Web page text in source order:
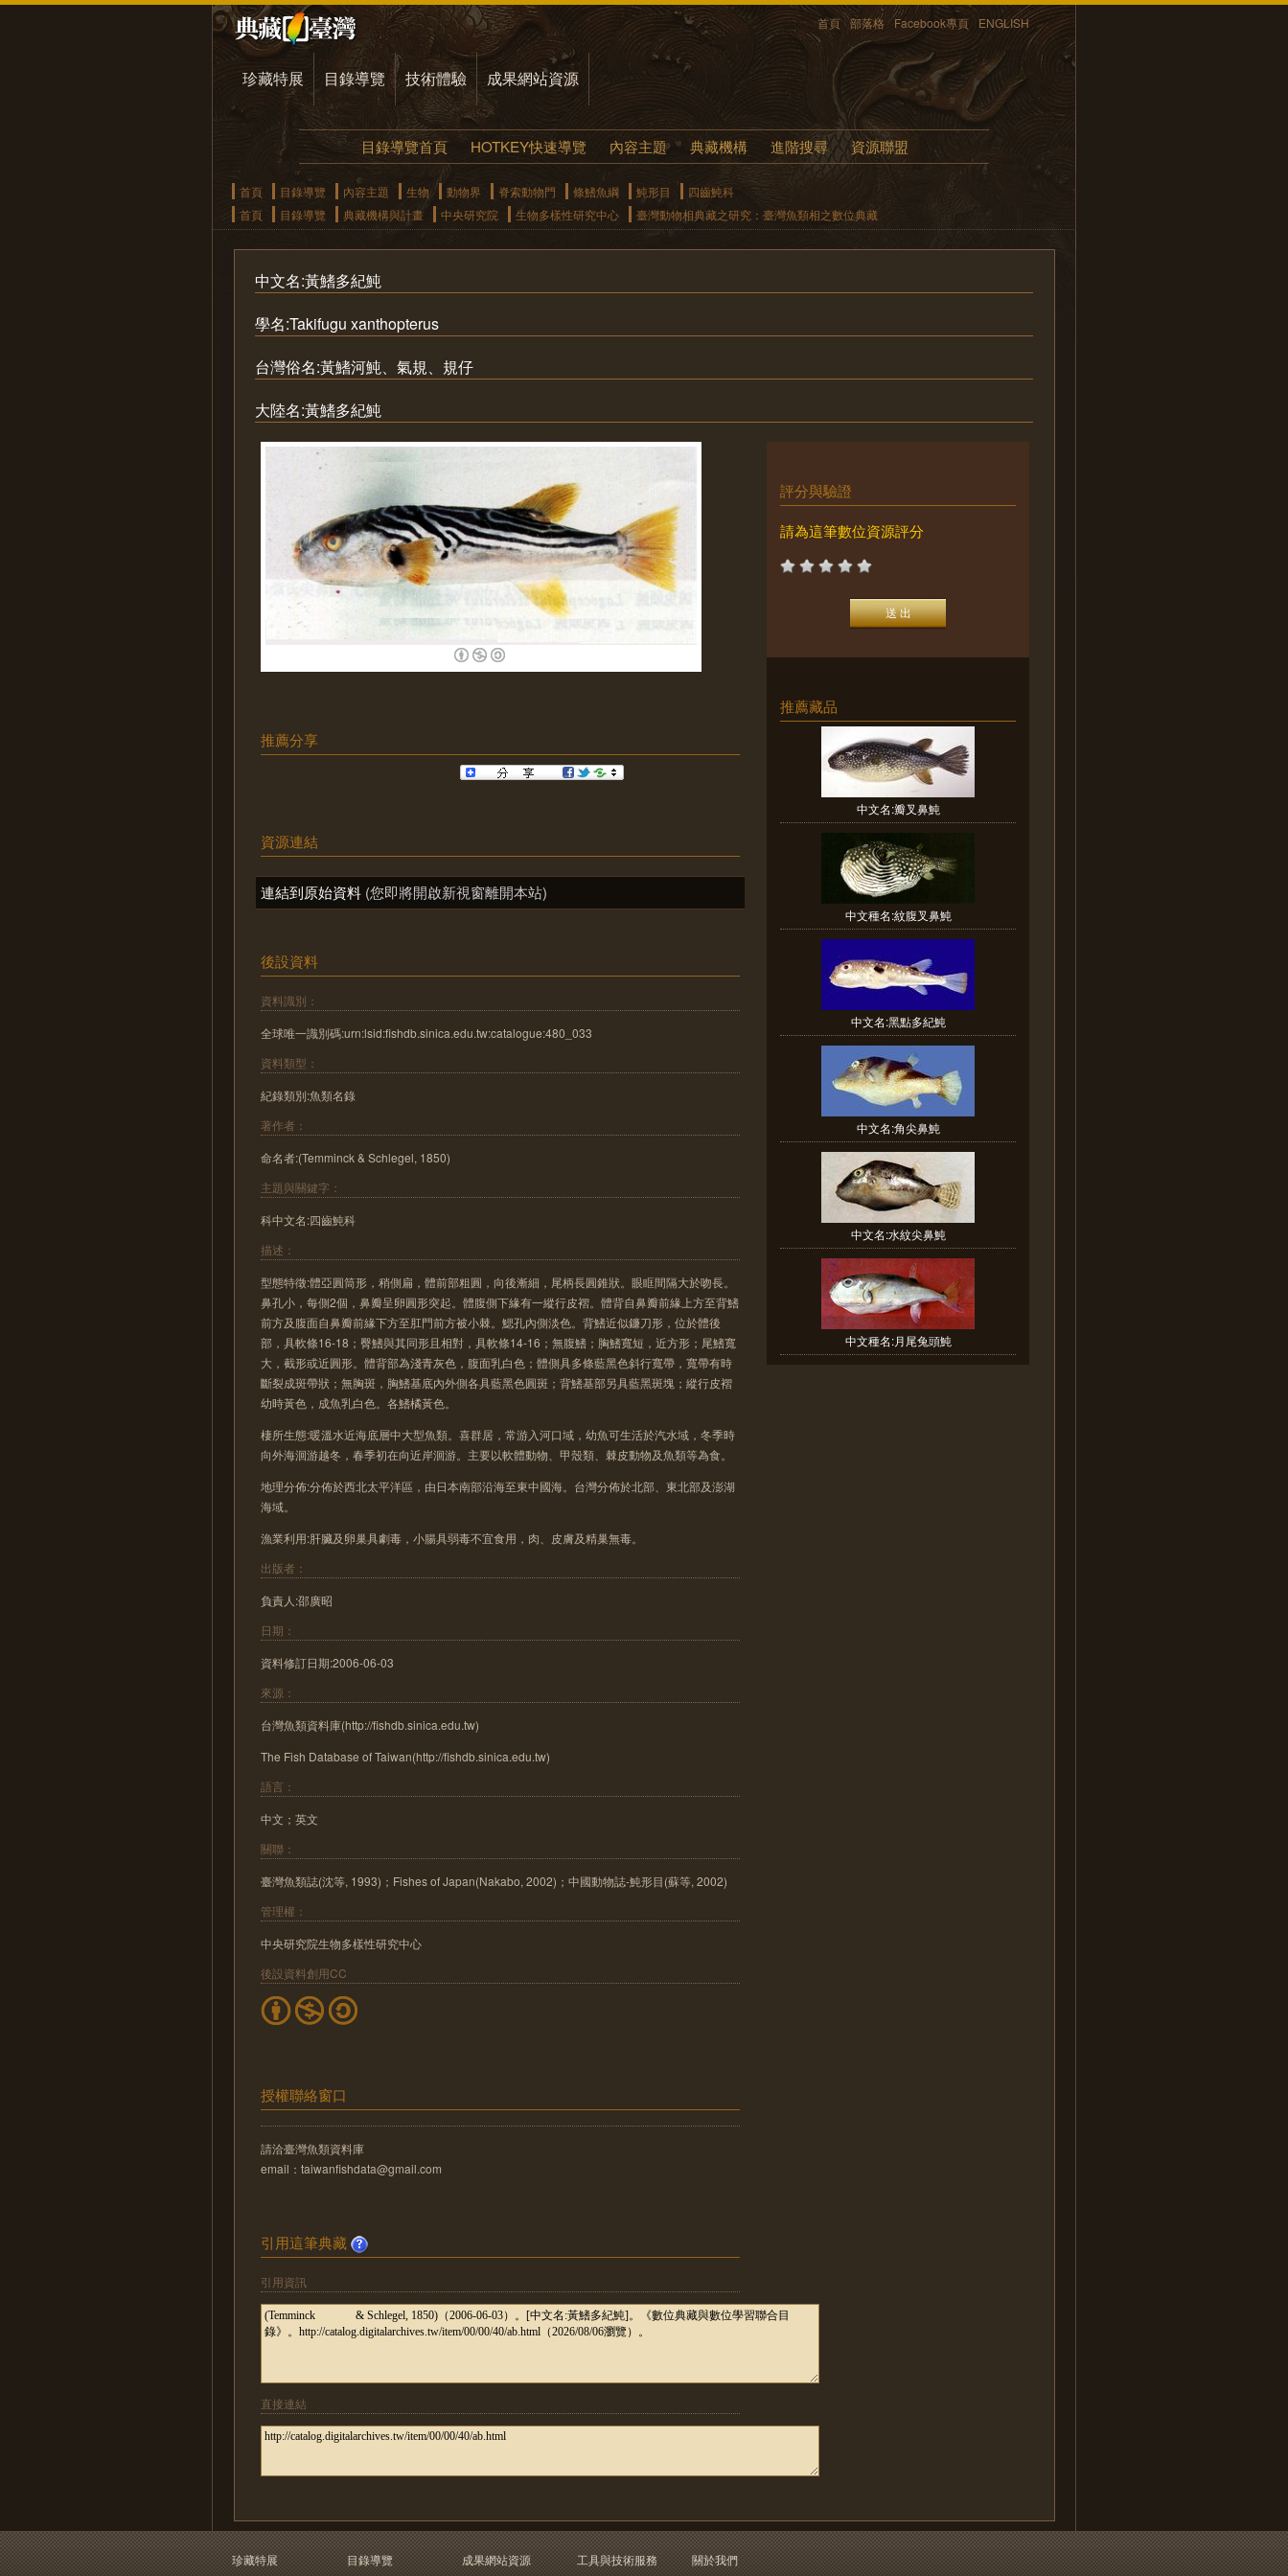
首頁 部落格 Facebook專頁 ENGLISH
珍藏特展 目錄導覽 技術體驗 成果網站資源
目錄導覽首頁 HOTKEY快速導覽 內容主題 典藏機構 進階搜尋 資源聯盟
首頁 目錄導覽 內容主題 生物 動物界 脊索動物門 條鰭魚綱 魨形目
四齒魨科
首頁
目錄導覽 典藏機構與計畫 中央研究院 生物多樣性研究中心 臺灣動物相典藏之研究：臺灣魚類相之數位典藏
中文名:黃鰭多紀魨
學名:Takifugu xanthopterus
台灣俗名:黃鰭河魨、氣規、規仔
大陸名:黃鰭多紀魨
推薦分享
資源連結
連結到原始資料 (您即將開啟新視窗離開本站)
後設資料
資料識別：
全球唯一識別碼:urn:lsid:fishdb.sinica.edu.tw:catalogue:480_033
資料類型：
紀錄類別:魚類名錄
著作者：
命名者:(Temminck & Schlegel, 1850)
主題與關鍵字：
科中文名:四齒魨科
描述：
型態特徵:體亞圓筒形，稍側扁，體前部粗圓，向後漸細，尾柄長圓錐狀。眼眶間隔大於吻長。
鼻孔小，每側2個，鼻瓣呈卵圓形突起。體腹側下緣有一縱行皮褶。體背自鼻瓣前緣上方至背鰭
前方及腹面自鼻瓣前緣下方至肛門前方被小棘。鰓孔內側淡色。背鰭近似鐮刀形，位於體後
部，具軟條16-18；臀鰭與其同形且相對，具軟條14-16；無腹鰭；胸鰭寬短，近方形；尾鰭寬
大，截形或近圓形。體背部為淺青灰色，腹面乳白色；體側具多條藍黑色斜行寬帶，寬帶有時
斷裂成斑帶狀；無胸斑，胸鰭基底內外側各具藍黑色圓斑；背鰭基部另具藍黑斑塊；縱行皮褶
幼時黃色，成魚乳白色。各鰭橘黃色。
棲所生態:暖溫水近海底層中大型魚類。喜群居，常游入河口域，幼魚可生活於汽水域，冬季時
向外海洄游越冬，春季初在向近岸洄游。主要以軟體動物、甲殼類、棘皮動物及魚類等為食。
地理分佈:分佈於西北太平洋區，由日本南部沿海至東中國海。台灣分佈於北部、東北部及澎湖
海域。
漁業利用:肝臟及卵巢具劇毒，小腸具弱毒不宜食用，肉、皮膚及精巢無毒。
出版者：
負責人:邵廣昭
日期：
資料修訂日期:2006-06-03
來源：
台灣魚類資料庫(http://fishdb.sinica.edu.tw)
The Fish Database of Taiwan(http://fishdb.sinica.edu.tw)
語言：
中文；英文
關聯：
臺灣魚類誌(沈等, 1993)；Fishes of Japan(Nakabo, 2002)；中國動物誌-魨形目(蘇等, 2002)
管理權：
中央研究院生物多樣性研究中心
後設資料創用CC
授權聯絡窗口
請洽臺灣魚類資料庫
email：taiwanfishdata@gmail.com
引用這筆典藏
引用資訊
直接連結
評分與驗證
請為這筆數位資源評分
推薦藏品
中文名:瓣叉鼻魨
中文種名:紋腹叉鼻魨
中文名:黑點多紀魨
中文名:角尖鼻魨
中文名:水紋尖鼻魨
中文種名:月尾兔頭魨
珍藏特展 目錄導覽 成果網站資源 工具與技術服務 關於我們